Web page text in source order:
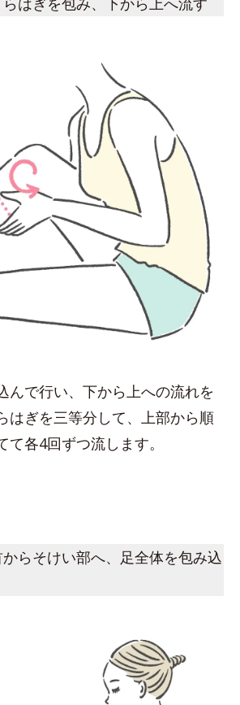
んで行い、下から上への流れを
はぎを三等分して、上部から順
各4回ずつ流します。
らそけい部へ、足全体を包み込